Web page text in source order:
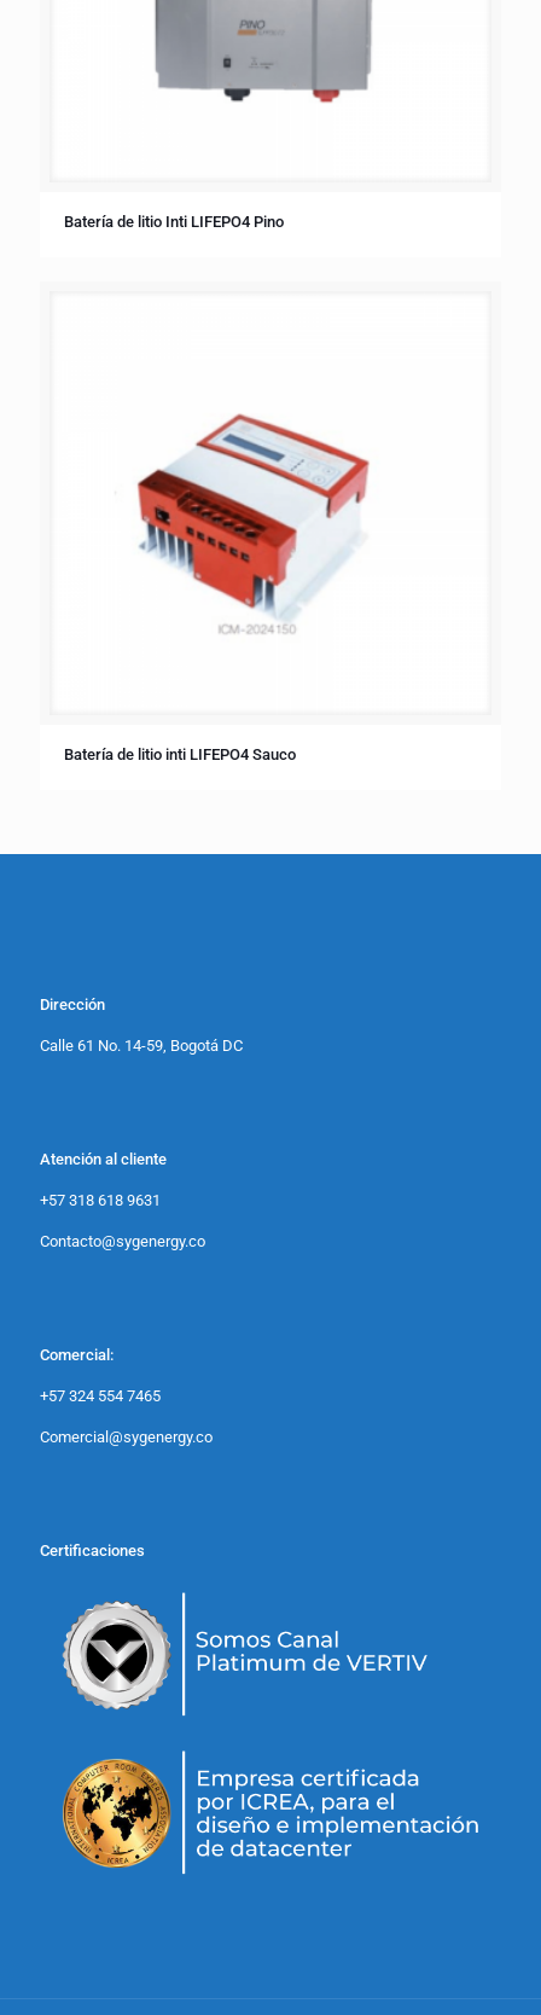
Batería de litio Inti LIFEPO4 Pino
Batería de litio inti LIFEPO4 Sauco
Dirección
Calle 61 No. 14-59, Bogotá DC
Atención al cliente
+57 318 618 9631
Contacto@sygenergy.co
Comercial:
+57 324 554 7465
Comercial@sygenergy.co
Certificaciones